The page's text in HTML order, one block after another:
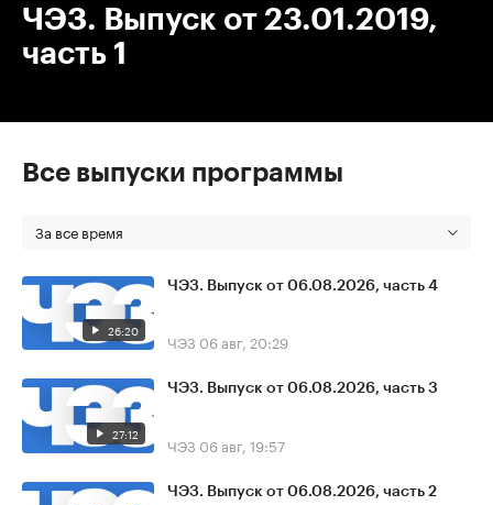
ЧЭЗ. Выпуск от 23.01.2019,
часть 1
Все выпуски программы
За все время
26:20
ЧЭЗ. Выпуск от 06.08.2026, часть 4
ЧЭЗ 06 авг, 20:29
27:12
ЧЭЗ. Выпуск от 06.08.2026, часть 3
ЧЭЗ 06 авг, 19:57
ЧЭЗ. Выпуск от 06.08.2026, часть 2